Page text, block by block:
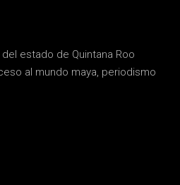
estado de Quintana Roo
al mundo maya, periodismo